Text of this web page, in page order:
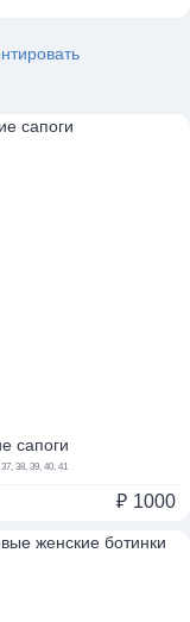
сапоги
38, 39, 40, 41
₽ 1000